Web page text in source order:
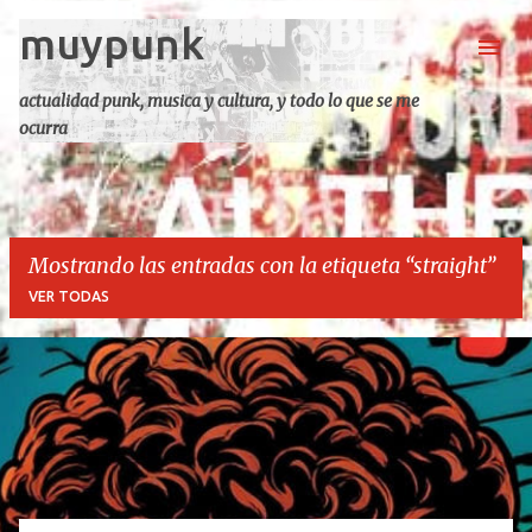
Ir al contenido principal
muypunk
actualidad punk, musica y cultura, y todo lo que se me
ocurra
Mostrando las entradas con la etiqueta straight
VER TODAS
E
t
r
a